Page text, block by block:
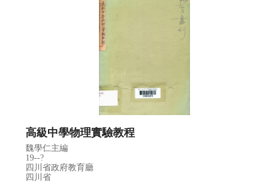
高級中學物理實驗教程
魏學仁主編
19--?
四川省政府教育廳
四川省